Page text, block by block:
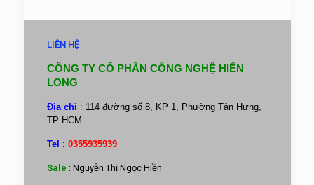
LIÊN HỆ
CÔNG TY CỔ PHẦN CÔNG NGHỆ HIỂN
LONG
Địa chỉ : 114 đường số 8, KP 1, Phường Tân Hưng,
TP HCM
Tel : 0355935939
Sale : Nguyễn Thị Ngọc Hiền